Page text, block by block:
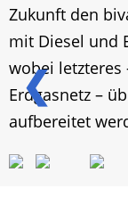
❮
Zukunft den
mit Diesel und
wobei letzteres
Erdgasnetz –
aufbereitet